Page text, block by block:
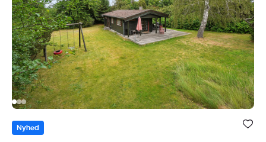
4050
Skibby
Bolig er
under dine
Nyhed